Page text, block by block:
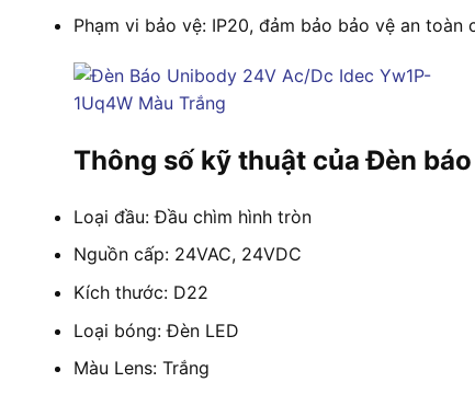
Phạm vi bảo vệ: IP20, đảm bảo bảo vệ an
Thông số kỹ thuật của Đèn
Loại đầu: Đầu chìm hình tròn
Nguồn cấp: 24VAC, 24VDC
Kích thước: D22
Loại bóng: Đèn LED
Màu Lens: Trắng